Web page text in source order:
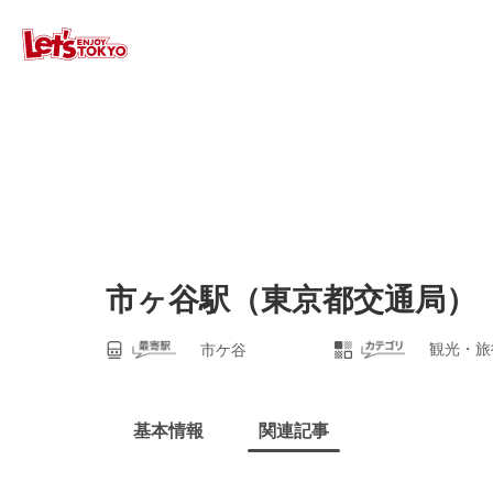
市ヶ谷駅（東京都交通局）
市ケ谷 観光・
基本情報 関連記事